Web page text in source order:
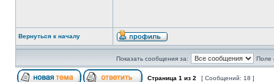
Вернуться к началу
Показать сообщения за: Поле
Страница 1 из 2 [ Сообщений: 18 ]